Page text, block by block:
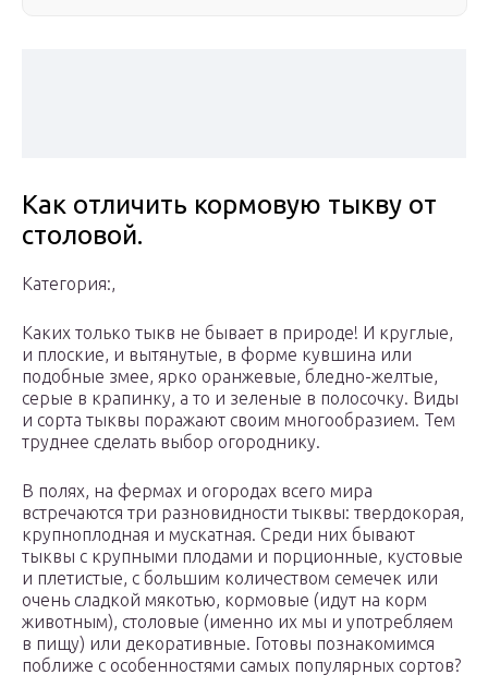
Как отличить кормовую тыкву от
столовой.
Категория:,
Каких только тыкв не бывает в природе! И круглые,
и плоские, и вытянутые, в форме кувшина или
подобные змее, ярко оранжевые, бледно-желтые,
серые в крапинку, а то и зеленые в полосочку. Виды
и сорта тыквы поражают своим многообразием. Тем
труднее сделать выбор огороднику.
В полях, на фермах и огородах всего мира
встречаются три разновидности тыквы: твердокорая,
крупноплодная и мускатная. Среди них бывают
тыквы с крупными плодами и порционные, кустовые
и плетистые, с большим количеством семечек или
очень сладкой мякотью, кормовые (идут на корм
животным), столовые (именно их мы и употребляем
в пищу) или декоративные. Готовы познакомимся
поближе с особенностями самых популярных сортов?